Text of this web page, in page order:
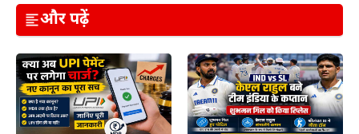
और पढ़ें